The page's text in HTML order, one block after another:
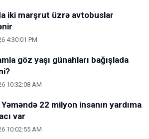
iki marşrut üzrə avtobuslar
4:30:01 PM
göz yaşı günahları bağışlada
10:32:08 AM
22 milyon insanın yardıma
var
10:02:55 AM